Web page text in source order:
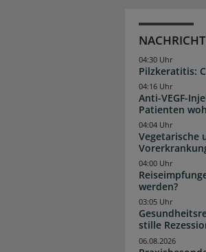
Pilzkeratitis:
04:30 Uhr
Anti-VEGF-
Patienten
04:16 Uhr
Vegetarische
04:04 Uhr
werden?
04:00 Uhr
stille
03:05 Uhr
06.08.2026